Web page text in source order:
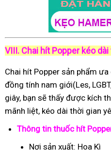
VIII. Chai hít Popper kéo
Chai hít Popper sản phẩm
đồng tính nam giới(Les,
giây, bạn sẽ thấy được kích
mãnh liệt, kéo dài thời gian
Thông tin thuốc hít
Nơi sản xuất: Hoa Kì